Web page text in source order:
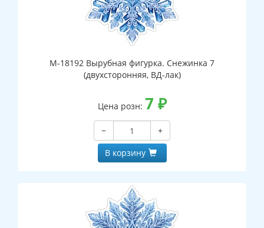
М-18192 Вырубная фигурка. Снежинка 7
(двухсторонняя, ВД-лак)
Цена розн: 7 ₽
−
+
В корзину